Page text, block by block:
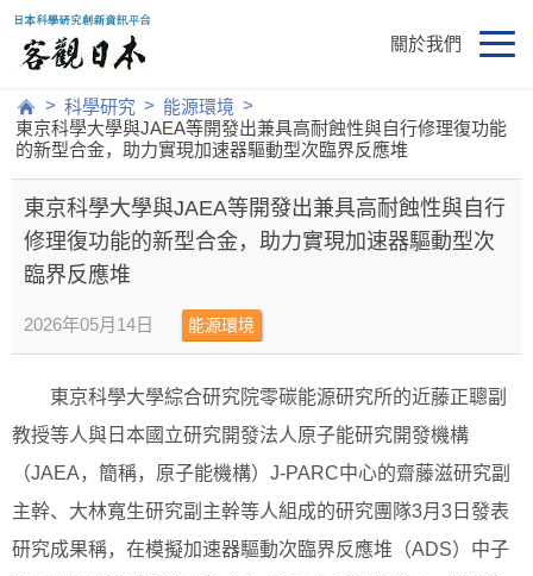
關於我們
> 科學研究 > 能源環境 >
東京科學大學與JAEA等開發出兼具高耐蝕性與自行修理復功能
的新型合金，助力實現加速器驅動型次臨界反應堆
東京科學大學與JAEA等開發出兼具高耐蝕性與自行
修理復功能的新型合金，助力實現加速器驅動型次
臨界反應堆
2026年05月14日 能源環境
東京科學大學綜合研究院零碳能源研究所的近藤正聰副
教授等人與日本國立研究開發法人原子能研究開發機構
（JAEA，簡稱，原子能機構）J-PARC中心的齋藤滋研究副
主幹、大林寬生研究副主幹等人組成的研究團隊3月3日發表
研究成果稱，在模擬加速器驅動次臨界反應堆（ADS）中子